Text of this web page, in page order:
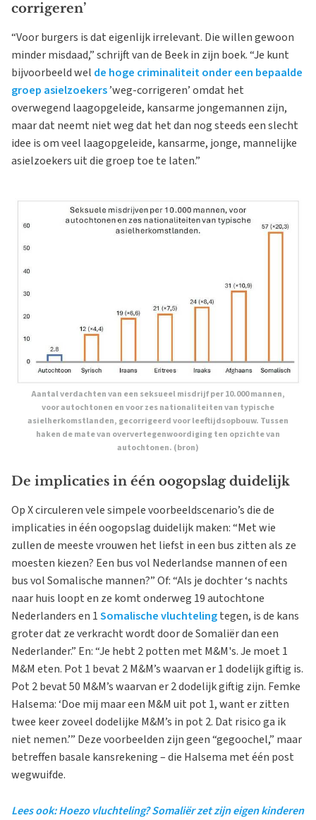
corrigeren’
“Voor burgers is dat eigenlijk irrelevant. Die willen gewoon
minder misdaad,” schrijft van de Beek in zijn boek. “Je kunt
bijvoorbeeld wel de hoge criminaliteit onder een bepaalde
groep asielzoekers’weg-corrigeren’ omdat het
overwegend laagopgeleide, kansarme jongemannen zijn,
maar dat neemt niet weg dat het dan nog steeds een slecht
idee is om veel laagopgeleide, kansarme, jonge, mannelijke
asielzoekers uit die groep toe te laten.”
Aantal verdachten van een seksueel misdrijf per 10.000 mannen,
voor autochtonen en voor zes nationaliteiten van typische
asielherkomstlanden, gecorrigeerd voor leeftijdsopbouw. Tussen
haken de mate van oververtegenwoordiging ten opzichte van
autochtonen. (bron)
De implicaties in één oogopslag duidelijk
Op X circuleren vele simpele voorbeeldscenario’s die de
implicaties in één oogopslag duidelijk maken: “Met wie
zullen de meeste vrouwen het liefst in een bus zitten als ze
moesten kiezen? Een bus vol Nederlandse mannen of een
bus vol Somalische mannen?” Of: “Als je dochter ‘s nachts
naar huis loopt en ze komt onderweg 19 autochtone
Nederlanders en 1Somalische vluchtelingtegen, is de kans
groter dat ze verkracht wordt door de Somaliër dan een
Nederlander.” En: “Je hebt 2 potten met M&M's. Je moet 1
M&M eten. Pot 1 bevat 2 M&M’s waarvan er 1 dodelijk giftig is.
Pot 2 bevat 50 M&M’s waarvan er 2 dodelijk giftig zijn. Femke
Halsema: ‘Doe mij maar een M&M uit pot 1, want er zitten
twee keer zoveel dodelijke M&M’s in pot 2. Dat risico ga ik
niet nemen.’” Deze voorbeelden zijn geen “gegoochel,” maar
betreffen basale kansrekening – die Halsema met één post
wegwuifde.
Lees ook: Hoezo vluchteling? Somaliër zet zijn eigen kinderen